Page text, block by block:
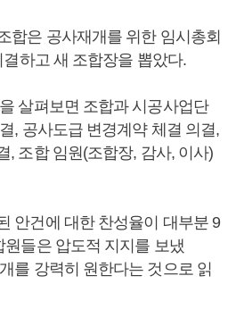
합은 공사재개를 위한 임시총회
하고 새 조합장을 뽑았다.
살펴보면 조합과 시공사업단
, 공사도급 변경계약 체결 의결,
, 조합 임원(조합장, 감사, 이사)
안건에 대한 찬성율이 대부분 9
들은 압도적 지지를 보냈
를 강력히 원한다는 것으로 읽